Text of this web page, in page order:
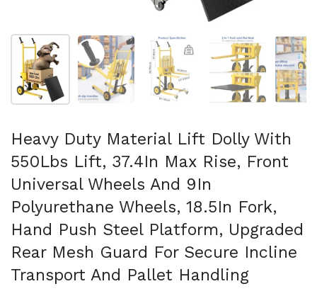
Folie 1 anzeigenFolie 2 anzeigenFolie 3 anzeigenFolie 4 anzeigen
Heavy Duty Material Lift Dolly With
550Lbs Lift, 37.4In Max Rise, Front
Universal Wheels And 9In
Polyurethane Wheels, 18.5In Fork,
Hand Push Steel Platform, Upgraded
Rear Mesh Guard For Secure Incline
Transport And Pallet Handling